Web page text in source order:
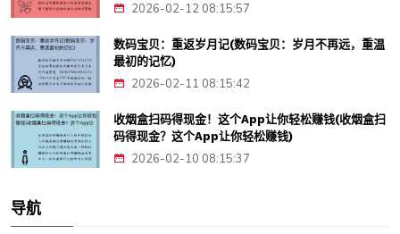
2026-02-12 08:15:57
数码宝贝：重返岁月记(数码宝贝：岁月不再远，重温
最初的记忆)
2026-02-11 08:15:42
收烟盒扫码得现金！这个App让你轻松赚钱(收烟盒扫
码得现金？这个App让你轻松赚钱)
2026-02-10 08:15:37
导航